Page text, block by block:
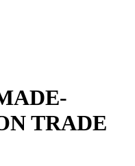
TRADE